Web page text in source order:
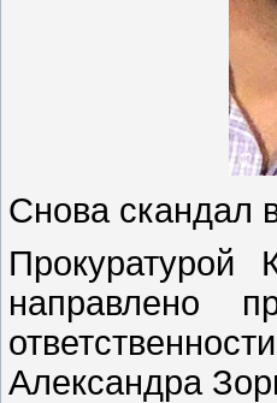
Снова скандал
Прокуратурой
направлено
Александра